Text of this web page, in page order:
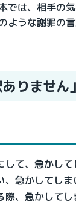
では、相手の
うな謝罪の
りませ
して、急かし
急かしてし
際、急かして